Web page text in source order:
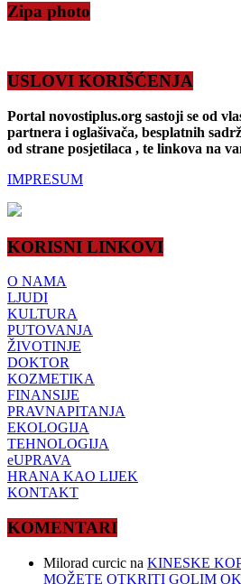
Zipa photo
USLOVI KORIŠĆENJA
Portal novostiplus.org sastoji se od
partnera i oglašivača, besplatnih
od strane posjetilaca , te linkova na
IMPRESUM
KORISNI LINKOVI
O NAMA
LJUDI
KULTURA
PUTOVANJA
ŽIVOTINJE
DOKTOR
KOZMETIKA
FINANSIJE
PRAVNAPITANJA
EKOLOGIJA
TEHNOLOGIJA
eUPRAVA
HRANA KAO LIJEK
KONTAKT
KOMENTARI
Milorad curcic na KINESKE
MOŽETE OTKRITI GOLIM